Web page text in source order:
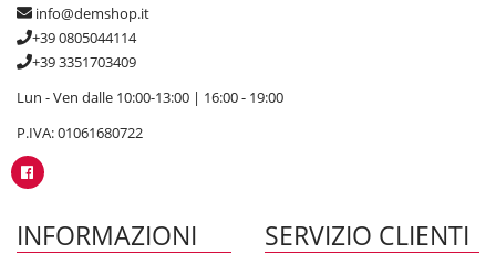
info@demshop.it
+39 0805044114
+39 3351703409
Lun - Ven dalle 10:00-13:00 | 16:00 - 19:00
P.IVA: 01061680722
INFORMAZIONI SERVIZIO CLIENTI